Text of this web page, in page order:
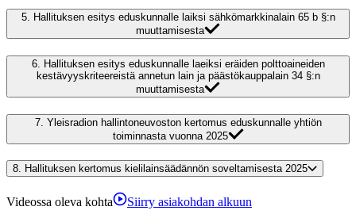
5. Hallituksen esitys eduskunnalle laiksi sähkömarkkinalain 65 b §:n
muuttamisesta
6.
Hallituksen esitys eduskunnalle laeiksi eräiden polttoaineiden
kestävyyskriteereistä annetun lain ja päästökauppalain 34 §:n
muuttamisesta
7. Yleisradion hallintoneuvoston kertomus eduskunnalle yhtiön
toiminnasta vuonna 2025
8. Hallituksen kertomus kielilainsäädännön soveltamisesta 2025
Videossa oleva kohta Siirry asiakohdan alkuun